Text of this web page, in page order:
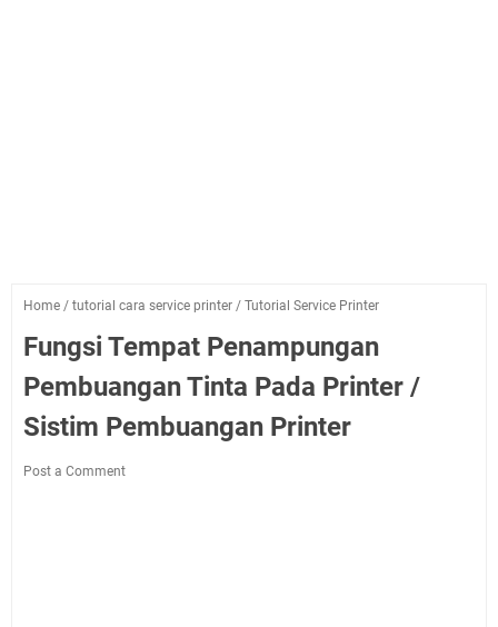
Home / tutorial cara service printer / Tutorial Service Printer
Fungsi Tempat Penampungan
Pembuangan Tinta Pada Printer /
Sistim Pembuangan Printer
Post a Comment